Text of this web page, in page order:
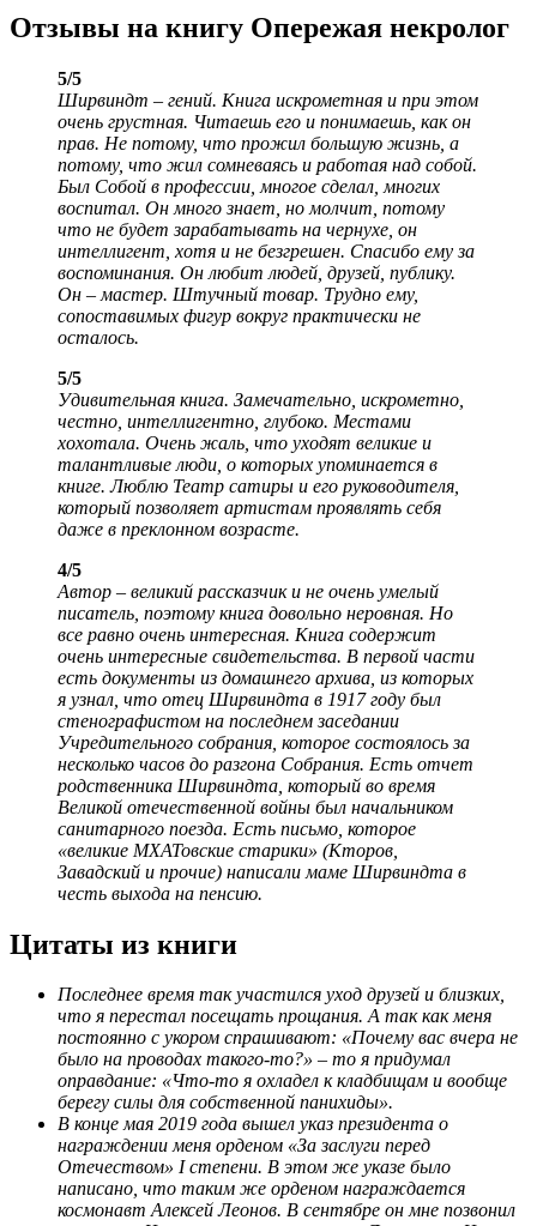
Отзывы на книгу Опережая некролог
5/5
Ширвиндт – гений. Книга искрометная и при этом
очень грустная. Читаешь его и понимаешь, как он
прав. Не потому, что прожил большую жизнь, а
потому, что жил сомневаясь и работая над собой.
Был Собой в профессии, многое сделал, многих
воспитал. Он много знает, но молчит, потому
что не будет зарабатывать на чернухе, он
интеллигент, хотя и не безгрешен. Спасибо ему за
воспоминания. Он любит людей, друзей, публику.
Он – мастер. Штучный товар. Трудно ему,
сопоставимых фигур вокруг практически не
осталось.
5/5
Удивительная книга. Замечательно, искрометно,
честно, интеллигентно, глубоко. Местами
хохотала. Очень жаль, что уходят великие и
талантливые люди, о которых упоминается в
книге. Люблю Театр сатиры и его руководителя,
который позволяет артистам проявлять себя
даже в преклонном возрасте.
4/5
Автор – великий рассказчик и не очень умелый
писатель, поэтому книга довольно неровная. Но
все равно очень интересная. Книга содержит
очень интересные свидетельства. В первой части
есть документы из домашнего архива, из которых
я узнал, что отец Ширвиндта в 1917 году был
стенографистом на последнем заседании
Учредительного собрания, которое состоялось за
несколько часов до разгона Собрания. Есть отчет
родственника Ширвиндта, который во время
Великой отечественной войны был начальником
санитарного поезда. Есть письмо, которое
«великие МХАТовские старики» (Кторов,
Завадский и прочие) написали маме Ширвиндта в
честь выхода на пенсию.
Цитаты из книги
Последнее время так участился уход друзей и близких,
что я перестал посещать прощания. А так как меня
постоянно с укором спрашивают: «Почему вас вчера не
было на проводах такого-то?» – то я придумал
оправдание: «Что-то я охладел к кладбищам и вообще
берегу силы для собственной панихиды».
В конце мая 2019 года вышел указ президента о
награждении меня орденом «За заслуги перед
Отечеством» I степени. В этом же указе было
написано, что таким же орденом награждается
космонавт Алексей Леонов. В сентябре он мне позвонил